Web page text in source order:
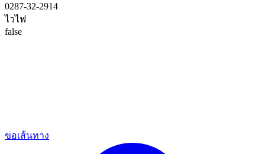
0287-32-2914
ไวไฟ
false
ขอเส้นทาง